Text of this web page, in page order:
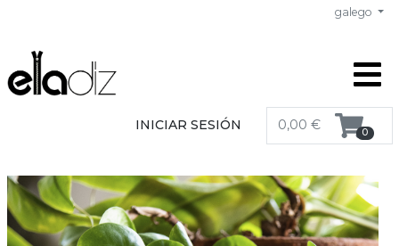
galego
INICIAR SESIÓN 0,00 € 0